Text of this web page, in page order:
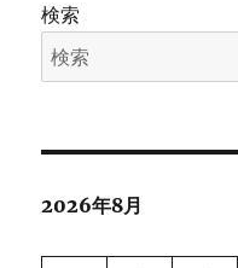
検索
2026年8月